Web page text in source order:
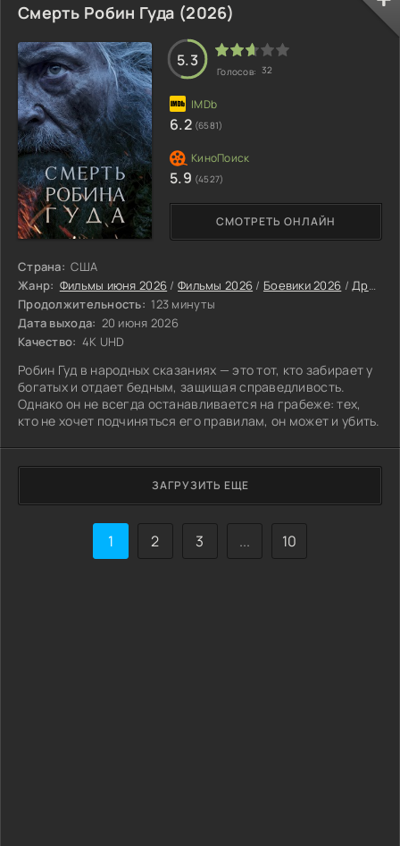
Смерть Робин Гуда (2026)
Страна: США
Жанр: Фильмы июня 2026 /Фильмы 2026 / Боевики 2026 /Драмы 2026
Продолжительность: 123 минуты
Дата выхода: 20 июня 2026
Качество: 4K UHD
Робин Гуд в народных сказаниях — это тот, кто забирает у
богатых и отдает бедным, защищая справедливость.
Однако он не всегда останавливается на грабеже: тех,
кто не хочет подчиняться его правилам, он может и убить.
СМОТРЕТЬ ОНЛАЙН
5.3
Голосов: 32
6.2 (6581)
5.9 (4527)
ЗАГРУЗИТЬ ЕЩЕ
1 2 3 ... 10